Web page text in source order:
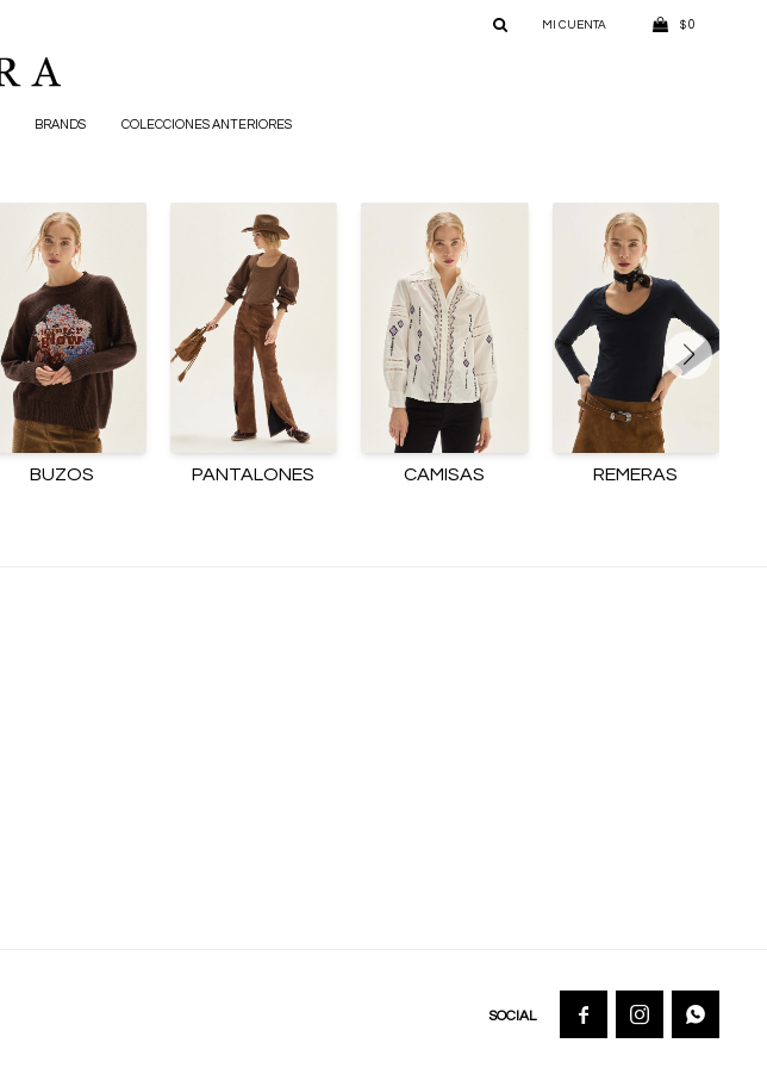
BRANDS COLECCIONES ANTERIORES
$ 0
BUZOS PANTALONES CAMISAS REMERAS
  